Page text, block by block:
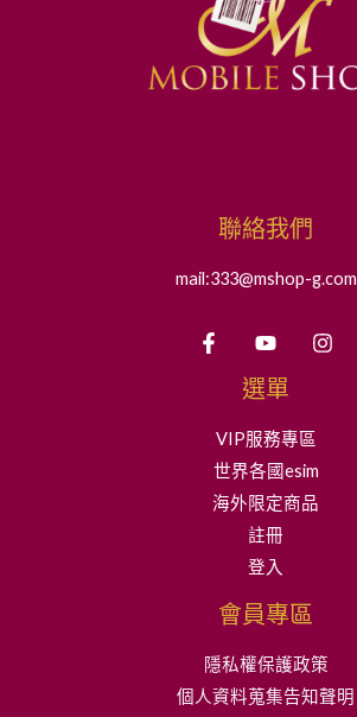
聯絡我們
mail:333@mshop-g.com
選單
VIP服務專區
世界各國esim
海外限定商品
註冊
登入
會員專區
隱私權保護政策
個人資料蒐集告知聲明